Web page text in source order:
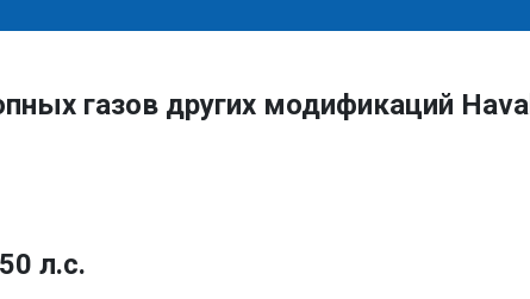
газов других модификаций Haval
л.с.